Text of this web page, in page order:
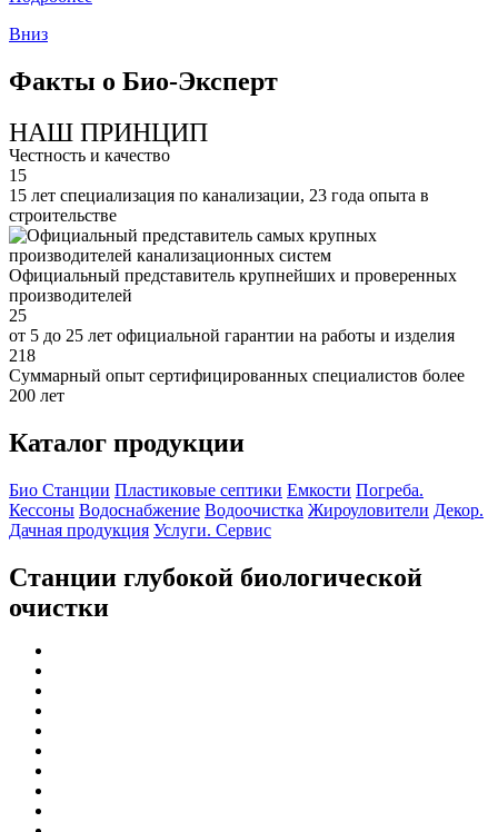
Вниз
Факты о Био-Эксперт
НАШ ПРИНЦИП
Честность и качество
15
15 лет специализация по канализации, 23 года опыта в
строительстве
Официальный представитель крупнейших и проверенных
производителей
25
от 5 до 25 лет официальной гарантии на работы и изделия
218
Суммарный опыт сертифицированных специалистов более
200 лет
Каталог продукции
Био Станции Пластиковые септики Емкости Погреба.
Кессоны Водоснабжение Водоочистка Жироуловители Декор.
Дачная продукция Услуги. Сервис
Станции глубокой биологической
очистки